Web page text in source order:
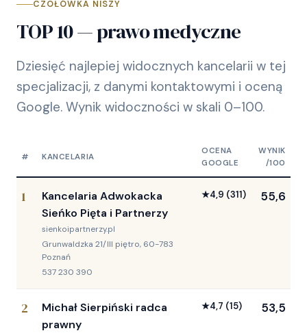
CZOŁÓWKA NISZY
TOP 10 — prawo medyczne
Dziesięć najlepiej widocznych kancelarii w tej
specjalizacji, z danymi kontaktowymi i oceną
Google. Wynik widoczności w skali 0–100.
# KANCELARIA
OCENA
GOOGLE
WYNIK
/100
1
Kancelaria Adwokacka
Sieńko Pięta i Partnerzy
sienkoipartnerzy.pl
Grunwaldzka 21/III piętro, 60-783
Poznań
537 230 390
★4,9 (311) 55,6
2
Michał Sierpiński radca
prawny
★4,7 (15) 53,5